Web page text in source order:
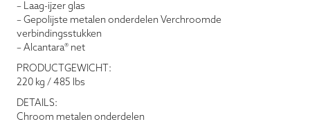
– Laag-ijzer glas
– Gepolijste metalen onderdelen Verchroomde
verbindingsstukken
– Alcantara® net
PRODUCTGEWICHT:
220 kg / 485 lbs
DETAILS:
Chroom metalen onderdelen